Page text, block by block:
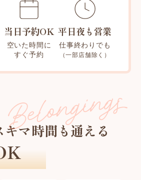
当日予約OK
空いた時間に
すぐ予約
平日夜も営業
仕事終わりでも
（一部店舗除く）
マ時間も通える